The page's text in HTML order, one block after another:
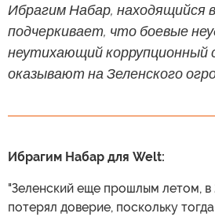
Ибрагим Набар, находящийся
подчеркивает, что боевые
неутихающий коррупционный
оказывают на Зеленского
Ибрагим Набар для Welt:
"Зеленский еще прошлым летом, в
потерял доверие, поскольку